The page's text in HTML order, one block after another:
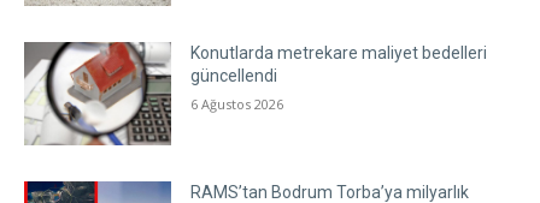
Konutlarda metrekare maliyet bedelleri
güncellendi
6 Ağustos 2026
RAMS’tan Bodrum Torba’ya milyarlık